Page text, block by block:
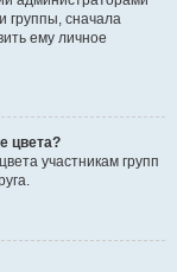
группы, сначала
ему личное
цвета?
участникам групп